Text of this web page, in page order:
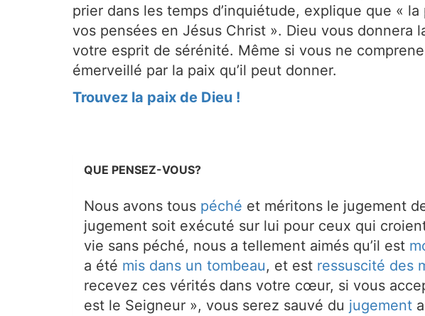
prier dans les temps d’inquiétude, explique que «
vos pensées en Jésus Christ ». Dieu vous
votre esprit de sérénité. Même si vous ne
émerveillé par la paix qu’il peut donner.
Trouvez la paix de Dieu !
QUE PENSEZ-VOUS?
Nous avons tous péché et méritons le jugement
jugement soit exécuté sur lui pour ceux qui
vie sans péché, nous a tellement aimés qu’il est
a été mis dans un tombeau, et est ressuscité des
recevez ces vérités dans votre cœur, si vous
est le Seigneur », vous serez sauvé du jugement